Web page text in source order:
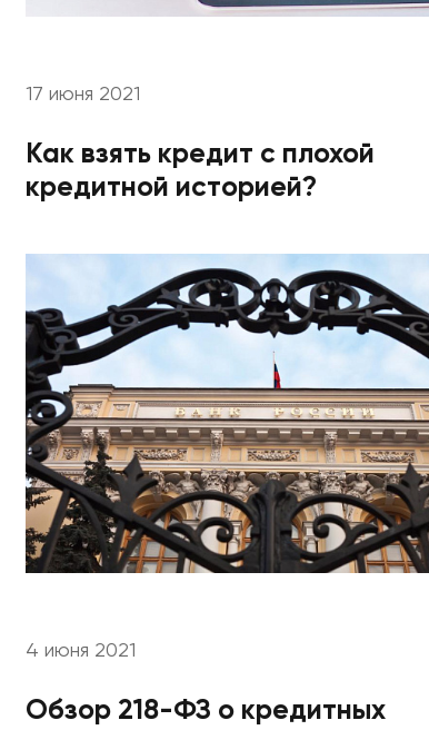
17 июня 2021
Как взять кредит с плохой
кредитной историей?
4 июня 2021
Обзор 218-ФЗ о кредитных